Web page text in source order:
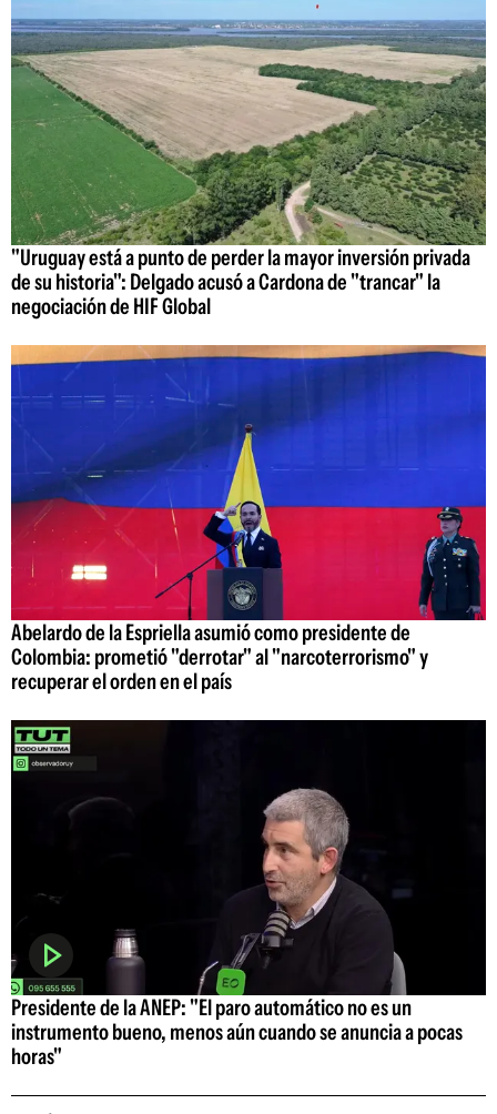
"Uruguay está a punto de perder la mayor inversión privada
de su historia": Delgado acusó a Cardona de "trancar" la
negociación de HIF Global
Abelardo de la Espriella asumió como presidente de
Colombia: prometió "derrotar" al "narcoterrorismo" y
recuperar el orden en el país
Presidente de la ANEP: "El paro automático no es un
instrumento bueno, menos aún cuando se anuncia a pocas
horas"